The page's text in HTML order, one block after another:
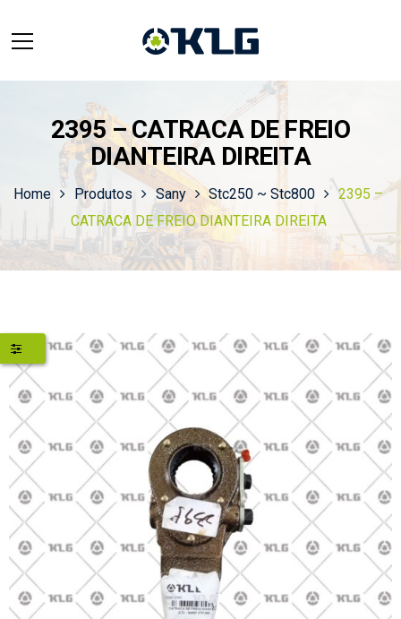
2395 – CATRACA DE FREIO
DIANTEIRA DIREITA
Home Produtos Sany Stc250 ~ Stc800
2395 –
CATRACA DE FREIO DIANTEIRA DIREITA